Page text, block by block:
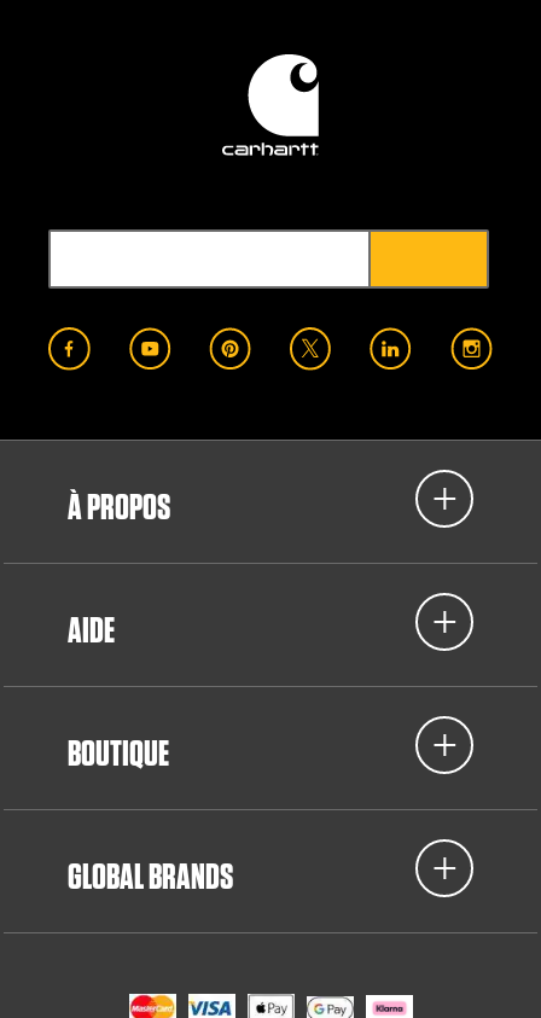
À PROPOS
AIDE
BOUTIQUE
GLOBAL BRANDS